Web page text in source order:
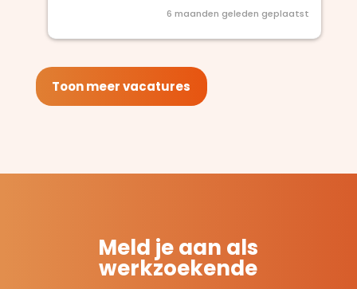
6 maanden geleden geplaatst
Toon meer vacatures
Meld je aan als
werkzoekende